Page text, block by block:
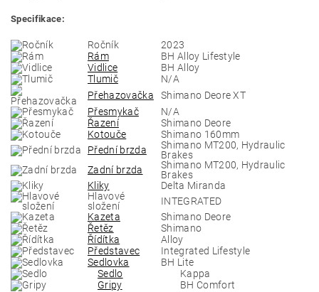
Specifikace:
Ročník
2023
Rám
BH Alloy Lifestyle
Vidlice
BH Alloy
Tlumič
N/A
Přehazovačka
Shimano Deore XT
Přesmykač
N/A
Řazení
Shimano Deore
Kotouče
Shimano 160mm
Přední brzda
Shimano MT200, Hydraulic
Brakes
Zadní brzda
Shimano MT200, Hydraulic
Brakes
Kliky
Delta Miranda
Hlavové
složení
INTEGRATED
Kazeta
Shimano Deore
Řetěz
Shimano
Řídítka
Alloy
Představec
Integrated Lifestyle
Sedlovka
BH Lite
Sedlo
Kappa
Gripy
BH Comfort